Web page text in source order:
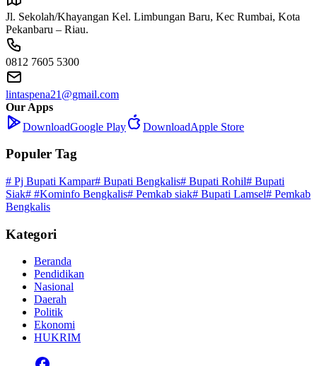
Jl. Sekolah/Khayangan Kel. Limbungan Baru, Kec Rumbai, Kota
Pekanbaru – Riau.
0812 7605 5300
lintaspena21@gmail.com
Our Apps
DownloadGoogle Play DownloadApple Store
Populer Tag
# Pj Bupati Kampar# Bupati Bengkalis# Bupati Rohil# Bupati
Siak# #Kominfo Bengkalis# Pemkab siak# Bupati Lamsel# Pemkab
Bengkalis
Kategori
Beranda
Pendidikan
Nasional
Daerah
Politik
Ekonomi
HUKRIM